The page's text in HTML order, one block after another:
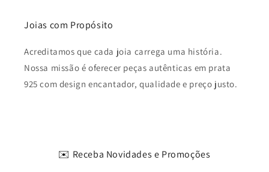
Joias com Propósito
Acreditamos que cada joia carrega uma história.
Nossa missão é oferecer peças autênticas em prata
925 com design encantador, qualidade e preço justo.
✉️ Receba Novidades e Promoções